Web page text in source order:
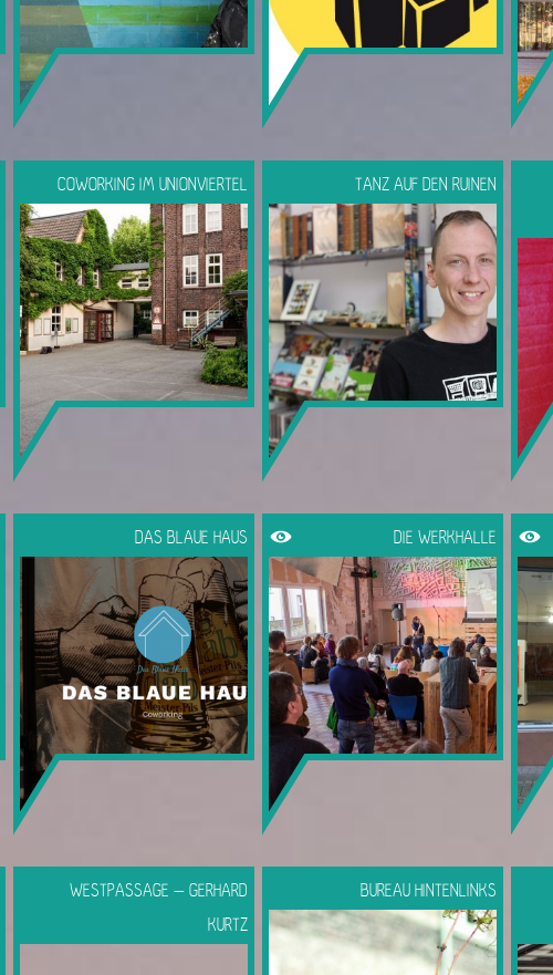
COWORKING IM UNIONVIERTEL TANZ AUF DEN RUINEN
DAS BLAUE HAUS DIE WERKHALLE
WESTPASSAGE – GERHARD
KURTZ
BUREAU HINTENLINKS